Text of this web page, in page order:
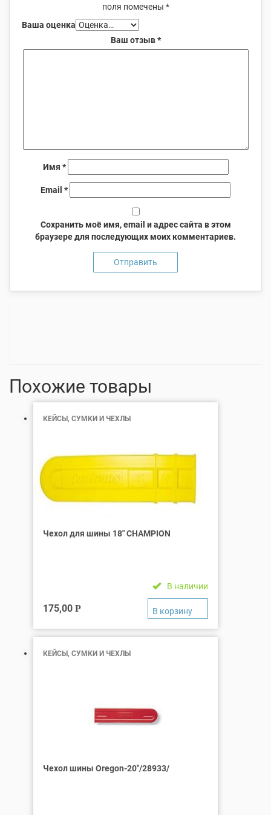
поля помечены *
Ваша оценка
Ваш отзыв*
Имя *
Email *
Сохранить моё имя, email и адрес сайта в этом
браузере для последующих моих комментариев.
Похожие товары
КЕЙСЫ, СУМКИ И ЧЕХЛЫ
Чехол для шины 18″ СHAMPION
В наличии
175,00 Р
КЕЙСЫ, СУМКИ И ЧЕХЛЫ
Чехол шины Оregon-20″/28933/